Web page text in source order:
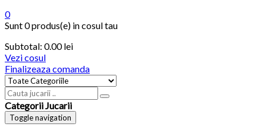
0
Sunt0 produs(e) in cosul tau
Subtotal: 0.00 lei
Vezi cosul
Finalizeaza comanda
Categorii Jucarii
Toggle navigation